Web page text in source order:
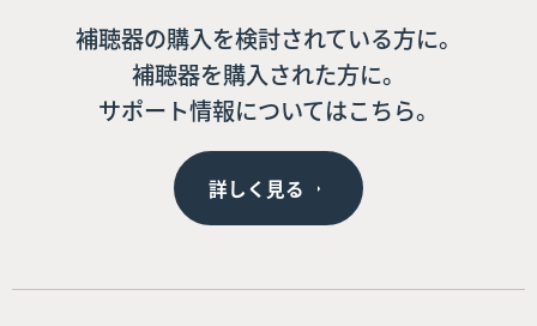
補聴器の購入を検討されている方に。
補聴器を購入された方に。
サポート情報についてはこちら。
詳しく見る